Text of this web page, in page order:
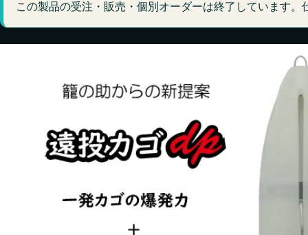
この製品の受注・販売・個別オーダーは終了しています